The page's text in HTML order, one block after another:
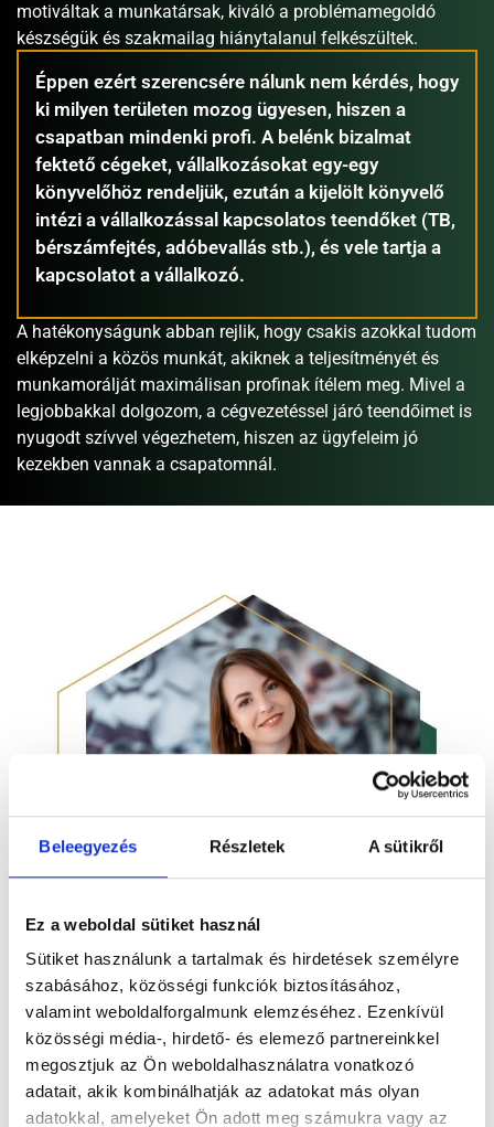
Beleegyezés Részletek A sütikről
Ez a weboldal sütiket használ
Sütiket használunk a tartalmak és hirdetések személyre
szabásához, közösségi funkciók biztosításához,
valamint weboldalforgalmunk elemzéséhez. Ezenkívül
közösségi média-, hirdető- és elemező partnereinkkel
megosztjuk az Ön weboldalhasználatra vonatkozó
adatait, akik kombinálhatják az adatokat más olyan
adatokkal, amelyeket Ön adott meg számukra vagy az
motiváltak a munkatársak, kiváló a problémamegoldó
készségük és szakmailag hiánytalanul felkészültek.
Éppen ezért szerencsére nálunk nem kérdés, hogy
ki milyen területen mozog ügyesen, hiszen a
csapatban mindenki profi. A belénk bizalmat
fektető cégeket, vállalkozásokat egy-egy
könyvelőhöz rendeljük, ezután a kijelölt könyvelő
intézi a vállalkozással kapcsolatos teendőket (TB,
bérszámfejtés, adóbevallás stb.), és vele tartja a
kapcsolatot a vállalkozó.
A hatékonyságunk abban rejlik, hogy csakis azokkal tudom
elképzelni a közös munkát, akiknek a teljesítményét és
munkamorálját maximálisan profinak ítélem meg. Mivel a
legjobbakkal dolgozom, a cégvezetéssel járó teendőimet is
nyugodt szívvel végezhetem, hiszen az ügyfeleim jó
kezekben vannak a csapatomnál.
Bodnár Bernadett